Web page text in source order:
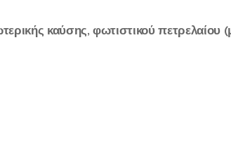
καύσης,φωτιστικού πετρελαίου